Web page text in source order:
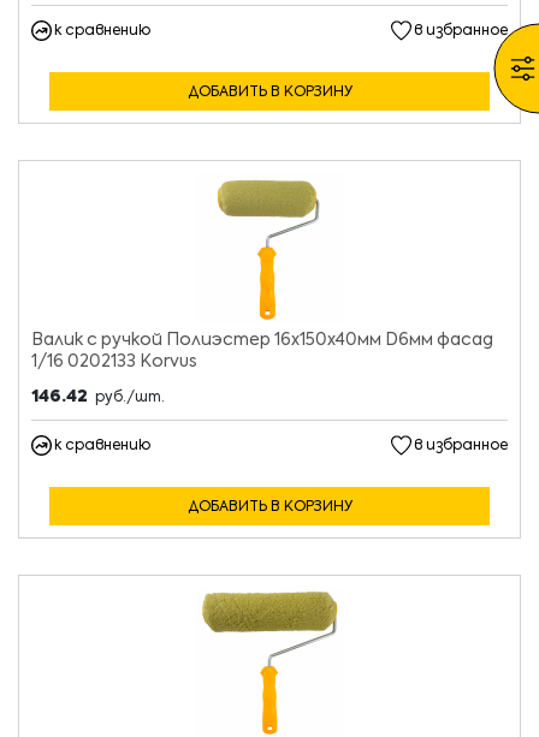
к сравнению в избранное
ДОБАВИТЬ В КОРЗИНУ
Валик с ручкой Полиэстер 16х150х40мм D6мм фасад
1/16 0202133 Korvus
146.42 руб./шт.
к сравнению в избранное
ДОБАВИТЬ В КОРЗИНУ